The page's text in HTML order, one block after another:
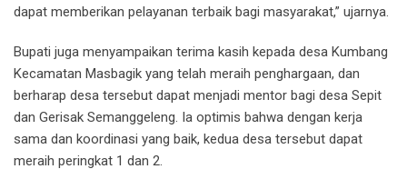
dapat memberikan pelayanan terbaik bagi masyarakat,” ujarnya.
Bupati juga menyampaikan terima kasih kepada desa Kumbang
Kecamatan Masbagik yang telah meraih penghargaan, dan
berharap desa tersebut dapat menjadi mentor bagi desa Sepit
dan Gerisak Semanggeleng. Ia optimis bahwa dengan kerja
sama dan koordinasi yang baik, kedua desa tersebut dapat
meraih peringkat 1 dan 2.